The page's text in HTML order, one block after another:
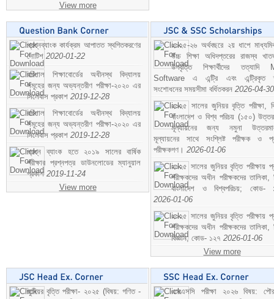
View more
প্রশ্নব্যাংক কার্যক্রম আপাতত স্থগিতকরণের
নোটিশ 2020-01-22
বরিশাল শিক্ষাবোর্ডের অধীনস্থ বিদ্যালয়
সমূহের জন্য অভ্যন্তরীণ পরীক্ষা-২০২০ এর
সিলেবাস প্রকাশ 2019-12-28
বরিশাল শিক্ষাবোর্ডের অধীনস্থ বিদ্যালয়
সমূহের জন্য অভ্যন্তরীণ পরীক্ষা-২০২০ এর
সিলেবাস প্রকাশ 2019-12-28
প্রশ্ন ব্যাংক হতে ২০১৯ সালের বার্ষিক
পরীক্ষার প্রশ্নপত্র ডাউনলোডের ম্যানুয়াল
প্রকাশ 2019-11-24
View more
২০২৫-২৬ অর্থবছরে ২য় ধাপে
উচ্চ শিক্ষা অধিদপ্তরের রাজস্ব
উপবৃত্তি শিক্ষার্থীদের তত্যাদি
Software এ এন্ট্রি এবং এন্ট্রিকৃত
সংশোধনের সময়সীমা বর্ধিতকরন 2026-04-30
২০২৫ সালের জুনিয়র বৃত্তি পরীক্ষা,
বাংলাদেশ ও বিশ্ব পরিচয় (১৫০)
মূল্যায়নের জন্য নমুনা
মূল্যায়নের সাথে সংশ্লিষ্ট পরীক্ষক ও
পরীক্ষকগণ। 2026-01-06
২০২৫ সালের জুনিয়র বৃত্তি পরীক্ষায়
পরীক্ষকদের অধীন পরীক্ষকদের তালিকা,
বাংলাদেশ ও বিশ্বপরিচয়; কোড-
2026-01-06
২০২৫ সালের জুনিয়র বৃত্তি পরীক্ষায়
পরীক্ষকদের অধীন পরীক্ষকদের তালিকা,
বিজ্ঞান; কোড- ১২৭ 2026-01-06
View more
জুনিয়র বৃত্তি পরীক্ষা- ২০২৫ (বিষয়: গণিত -
এসএসসি পরীক্ষা ২০২৬ বিষয়: